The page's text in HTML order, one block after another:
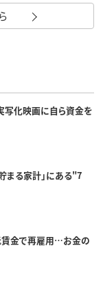
写化映画に自ら資金を
まる家計」にある"7
賃金で再雇用…お金の